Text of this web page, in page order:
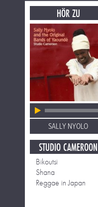
HÖR ZU
SALLY NYOLO
STUDIO CAMEROON
Bikoutsi
Shana
Reggae in Japan